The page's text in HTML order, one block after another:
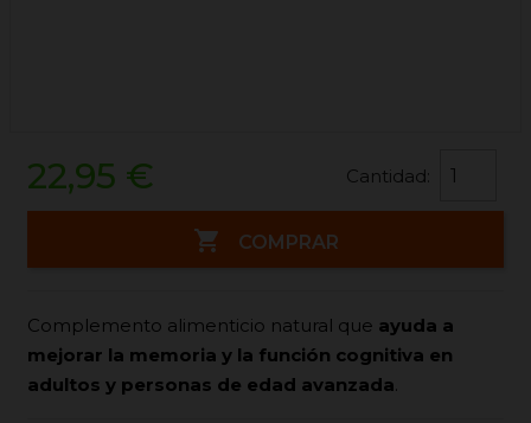
22,95 € Cantidad:
 COMPRAR
Complemento alimenticio natural que ayuda a
mejorar la memoria y la función cognitiva en
adultos y personas de edad avanzada.